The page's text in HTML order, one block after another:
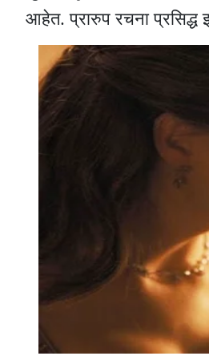
आहेत. प्रारुप रचना प्रसिद्ध